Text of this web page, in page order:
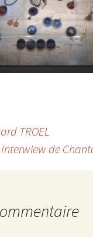
TROEL
Interwiew de